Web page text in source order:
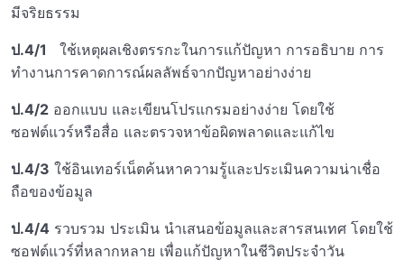
มีจริยธรรม
ป.4/1
ใช้เหตุผลเชิงตรรกะในการแก้ปัญหา การอธิบาย การ
ทำงานการคาดการณ์ผลลัพธ์จากปัญหาอย่างง่าย
ป.4/2 ออกแบบ และเขียนโปรแกรมอย่างง่าย โดยใช้
ซอฟต์แวร์หรือสื่อ และตรวจหาข้อผิดพลาดและแก้ไข
ป.4/3 ใช้อินเทอร์เน็ตค้นหาความรู้และประเมินความน่าเชื่อ
ถือของข้อมูล
ป.4/4 รวบรวม ประเมิน นำเสนอข้อมูลและสารสนเทศ โดยใช้
ซอฟต์แวร์ที่หลากหลาย เพื่อแก้ปัญหาในชีวิตประจำวัน